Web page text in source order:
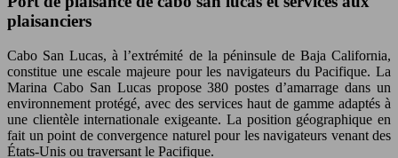
plaisanciers
Cabo San Lucas, à l’extrémité de la péninsule de Baja California,
constitue une escale majeure pour les navigateurs du Pacifique. La
Marina Cabo San Lucas propose 380 postes d’amarrage dans un
environnement protégé, avec des services haut de gamme adaptés à
une clientèle internationale exigeante. La position géographique en
fait un point de convergence naturel pour les navigateurs venant des
États-Unis ou traversant le Pacifique.